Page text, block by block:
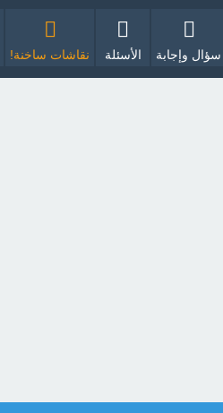
سؤال وإجابة الأسئلة نقاشات ساخنة!